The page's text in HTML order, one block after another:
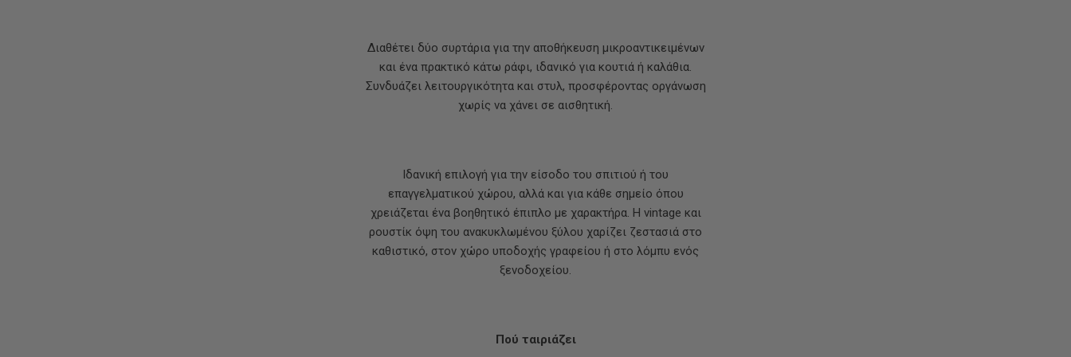
Διαθέτει δύο συρτάρια για την αποθήκευση μικροαντικειμένων
και ένα πρακτικό κάτω ράφι, ιδανικό για κουτιά ή καλάθια.
Συνδυάζει λειτουργικότητα και στυλ, προσφέροντας οργάνωση
χωρίς να χάνει σε αισθητική.
Ιδανική επιλογή για την είσοδο του σπιτιού ή του
επαγγελματικού χώρου, αλλά και για κάθε σημείο όπου
χρειάζεται ένα βοηθητικό έπιπλο με χαρακτήρα. Η vintage και
ρουστίκ όψη του ανακυκλωμένου ξύλου χαρίζει ζεστασιά στο
καθιστικό, στον χώρο υποδοχής γραφείου ή στο λόμπυ ενός
ξενοδοχείου.
Πού ταιριάζει